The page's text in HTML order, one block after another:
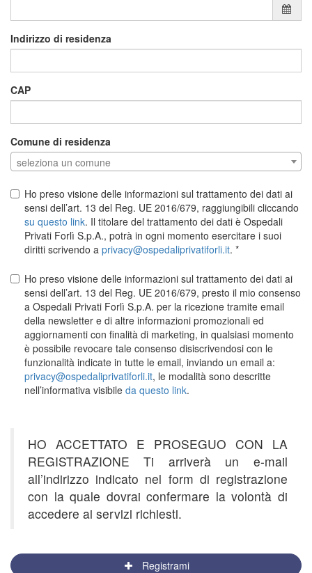
Indirizzo di residenza
CAP
Comune di residenza
seleziona un comune
Ho preso visione delle informazioni sul trattamento dei dati ai
sensi dell’art. 13 del Reg. UE 2016/679, raggiungibili cliccando
su questo link. Il titolare del trattamento dei dati è Ospedali
Privati Forlì S.p.A., potrà in ogni momento esercitare i suoi
diritti scrivendo a privacy@ospedaliprivatiforli.it.
Ho preso visione delle informazioni sul trattamento dei dati ai
sensi dell’art. 13 del Reg. UE 2016/679, presto il mio consenso
a Ospedali Privati Forlì S.p.A. per la ricezione tramite email
della newsletter e di altre informazioni promozionali ed
aggiornamenti con finalità di marketing, in qualsiasi momento
è possibile revocare tale consenso disiscrivendosi con le
funzionalità indicate in tutte le email, inviando un email a:
privacy@ospedaliprivatiforli.it, le modalità sono descritte
nell’informativa visibile da questo link.
HO ACCETTATO E PROSEGUO CON LA
REGISTRAZIONE Ti arriverà un e-mail
all’indirizzo indicato nel form di registrazione
con la quale dovrai confermare la volontà di
accedere ai servizi richiesti.
Registrami